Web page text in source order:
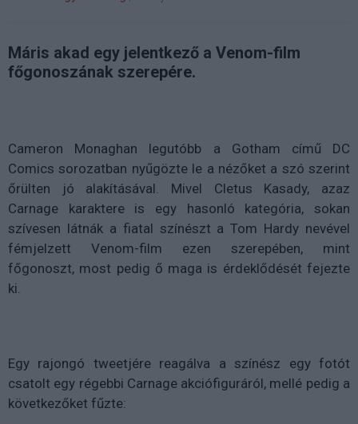
Máris akad egy jelentkező a Venom-film
főgonoszának szerepére.
Cameron Monaghan legutóbb a Gotham című DC
Comics sorozatban nyűgözte le a nézőket a szó szerint
őrülten jó alakításával. Mivel Cletus Kasady, azaz
Carnage karaktere is egy hasonló kategória, sokan
szívesen látnák a fiatal színészt a Tom Hardy nevével
fémjelzett Venom-film ezen szerepében, mint
főgonoszt, most pedig ő maga is érdeklődését fejezte
ki.
Egy rajongó tweetjére reagálva a színész egy fotót
csatolt egy régebbi Carnage akciófiguráról, mellé pedig a
következőket fűzte: